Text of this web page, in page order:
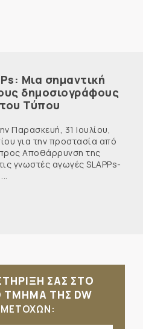
Μια σημαντική
δημοσιογράφους
Τύπου
Παρασκευή, 31 Ιουλίου,
για την προστασία από
Αποθάρρυνση της
γνωστές αγωγές SLAPPs-
ΣΑΣ ΣΤΟ
ΤΗΣ DW